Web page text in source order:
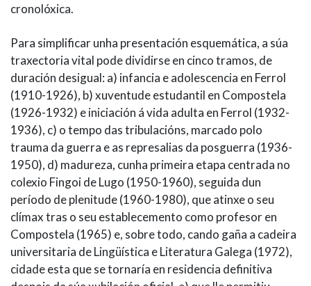
cronolóxica.
Para simplificar unha presentación esquemática, a súa
traxectoria vital pode dividirse en cinco tramos, de
duración desigual: a) infancia e adolescencia en Ferrol
(1910-1926), b) xuventude estudantil en Compostela
(1926-1932) e iniciación á vida adulta en Ferrol (1932-
1936), c) o tempo das tribulacións, marcado polo
trauma da guerra e as represalias da posguerra (1936-
1950), d) madureza, cunha primeira etapa centrada no
colexio Fingoi de Lugo (1950-1960), seguida dun
período de plenitude (1960-1980), que atinxe o seu
clímax tras o seu establecemento como profesor en
Compostela (1965) e, sobre todo, cando gaña a cadeira
universitaria de Lingüística e Literatura Galega (1972),
cidade esta que se tornaría en residencia definitiva